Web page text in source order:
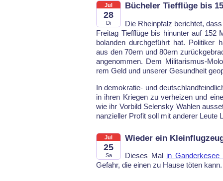
Jul
28
Di
Bücheler Tiefflüge bis
Die Rhein­pfalz be­rich­tet,
Frei­tag Tief­flü­ge bis hin­un­ter auf
bo­lan­den durch­ge­führt hat. Po­li­ti­ker
aus den 70ern und 80ern
an­ge­nom­men. Dem Mi­li­ta­ris­mus-
rem Geld und un­se­rer Ge­sund­heit
In de­mo­kra­tie- und
in ih­ren Krie­gen zu ver­hei­zen und
wie ihr Vor­bild Se­lens­ky Wah­len
nan­zi­el­ler Pro­fit soll mit an­de­rer Leu­te
Jul
25
Sa
Wieder ein
Dieses Mal in Ganderkesee
Ge­fahr, die einen zu Hau­se töten kann.